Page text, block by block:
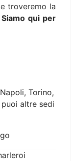
troveremo la
Siamo qui per
Torino,
puoi altre sedi